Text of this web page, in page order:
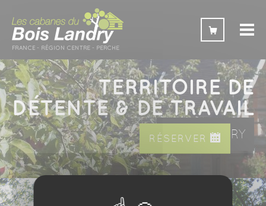
RÉSERVER
TERRITOIRE DE
DÉTENTE & DE TRAVAIL
BOIS LANDRY